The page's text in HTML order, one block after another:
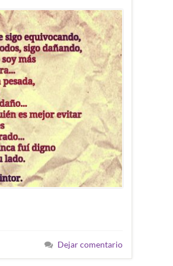
Dejar comentario